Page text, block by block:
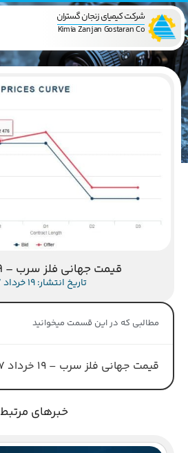
شرکت کیمیای زنجان گستران
Kimia Zanjan Gostaran Co
قیمت جهانی فلز سرب – 19 خرداد 97
تاریخ انتشار: 19 خرداد 1397
مطالبی که در این قسمت میخوانید
قیمت جهانی فلز سرب – 19 خرداد 97
خبرهای مرتبط